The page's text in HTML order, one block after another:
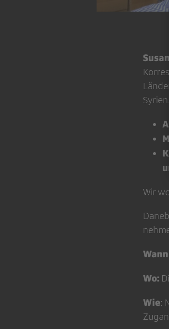
Syrien.
Wir
Wann
Wo:
Wie: